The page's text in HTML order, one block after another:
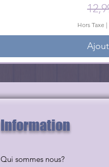
Prix
Hors Taxe |
Information
Qui sommes nous?